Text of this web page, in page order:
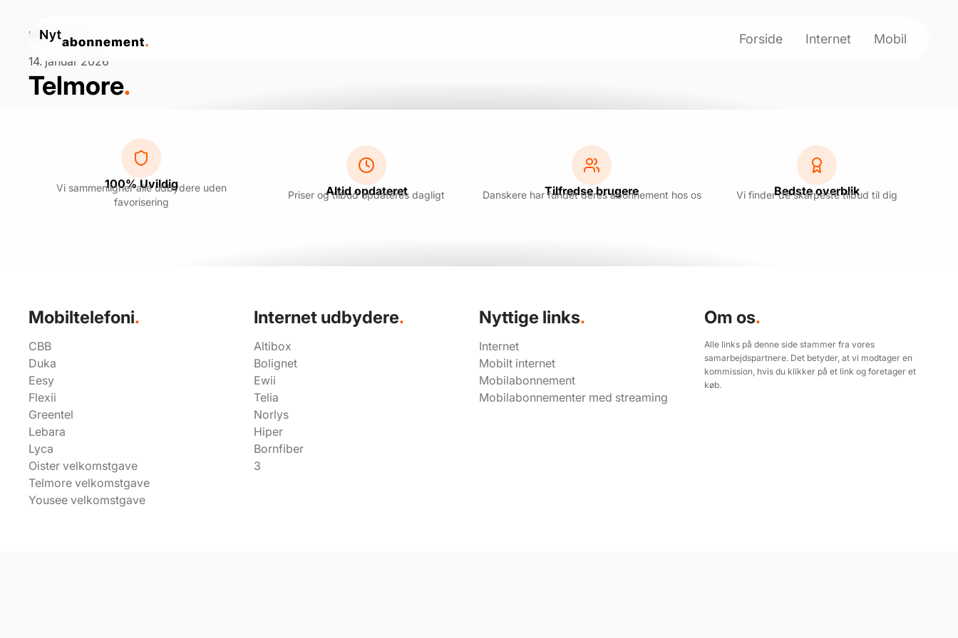
Forside Internet Mobil
Hjem»Telmore
14. januar 2026
Telmore.
100% Uvildig
Vi sammenligner alle udbydere uden
favorisering
Altid opdateret
Priser og tilbud opdateres dagligt Tilfredse brugere
Danskere har fundet deres abonnement hos os Bedste overblik
Vi finder de skarpeste tilbud til dig
Mobiltelefoni.
CBB
Duka
Eesy
Flexii
Greentel
Lebara
Lyca
Oister velkomstgave
Telmore velkomstgave
Yousee velkomstgave
Internet udbydere.
Altibox
Bolignet
Ewii
Telia
Norlys
Hiper
Bornfiber
3
Nyttige links.
Internet
Mobilt internet
Mobilabonnement
Mobilabonnementer med streaming
Om os.